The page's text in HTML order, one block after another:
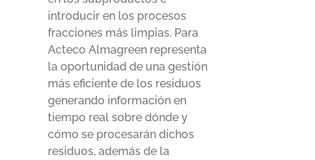
introducir en los procesos
fracciones más limpias. Para
Acteco Almagreen representa
la oportunidad de una gestión
más eficiente de los residuos
generando información en
tiempo real sobre dónde y
cómo se procesarán dichos
residuos, además de la